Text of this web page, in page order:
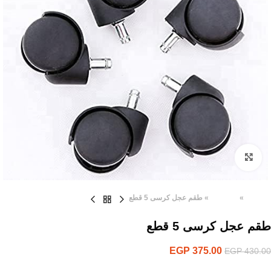
Click to enlarge
»
» طقم عجل كرسى 5 قطع
طقم عجل كرسى 5 قطع
EGP430.00
EGP 375.00